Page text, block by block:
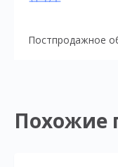
Постпродажное
Похожие